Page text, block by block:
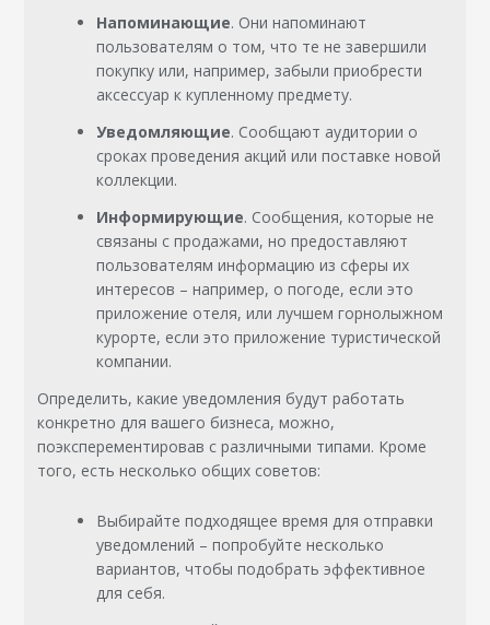
Напоминающие. Они напоминают
пользователям о том, что те не завершили
покупку или, например, забыли приобрести
аксессуар к купленному предмету.
Уведомляющие. Сообщают аудитории о
сроках проведения акций или поставке новой
коллекции.
Информирующие. Сообщения, которые не
связаны с продажами, но предоставляют
пользователям информацию из сферы их
интересов – например, о погоде, если это
приложение отеля, или лучшем горнолыжном
курорте, если это приложение туристической
компании.
Определить, какие уведомления будут работать
конкретно для вашего бизнеса, можно,
поэксперементировав с различными типами. Кроме
того, есть несколько общих советов:
Выбирайте подходящее время для отправки
уведомлений – попробуйте несколько
вариантов, чтобы подобрать эффективное
для себя.